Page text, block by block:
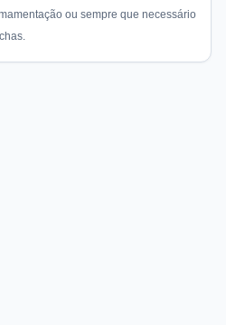
ou sempre que necessário